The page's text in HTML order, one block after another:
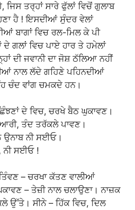
ਜਿਸ ਤਰ੍ਹਾਂ ਸਾਰੇ ਫੁੱਲਾਂ ਵਿਚੋਂ ਗੁਲਾਬ
ਹੈ ! ਇਸਦੀਆਂ ਸੁੰਦਰ ਵੇਲਾਂ
ਬਾਗਾਂ ਵਿਚ ਰਲ-ਮਿਲ ਕੇ ਪੀ
ਗਲਾਂ ਵਿਚ ਪਾਏ ਹਾਰ ਤੇ ਹਮੇਲਾਂ
ਦੀ ਜਵਾਨੀ ਦਾ ਜੋਸ਼ ਠੱਲਿਆ ਨਹੀਂ
ਨਾਲ ਲੱਦੇ ਗਹਿਣੇ ਪਹਿਨਦੀਆਂ
ਚੰਦ ਵਾਂਗ ਚਮਕਦੇ ਹਨ।
ਦੇ ਵਿਚ, ਚਰਖੇ ਬੈਠ ਘੁਕਾਵਣ।
ਤੰਦ ਤਰੱਕਲੇ ਪਾਵਣ।
ਉਨਾਬ ਨੀ ਸਈਓ।
ਨੀ ਸਈਓ !
– ਚਰਖਾ ਕੱਤਣ ਵਾਲੀਆਂ
– ਤੇਜ਼ੀ ਨਾਲ ਚਲਾਉਣਾ। ਨਾਜ਼ਕ
ਉੱਤੇ। ਸੀਨੇ – ਹਿੱਕ ਵਿਚ, ਦਿਲ